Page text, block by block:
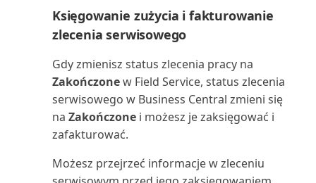
zapisów kosztów
Przesyłanie raportów VAT do
urzędów skarbowych
Przeszacowanie sald kont księgi
głównej
Zawartość w trakcie
przygotowywania
Zmiana firmy i innych ustawień
w Teams
Znajdowanie zaksięgowanych
dokumentów bez dokum...
Używanie rozszerzenia
formatów plików podatkowy...
Używanie rozszerzenia
Prognoza sprzedaży i zapa...
WorldPay Payments Standard
Wprowadzanie danych w
Business Central
Numery dokumentów środków
Obciążenie centrum
maszynowego (raport)
Obciążenie gniazda
Księgowanie zużycia i fakturowanie
zlecenia serwisowego
Gdy zmienisz status zlecenia pracy na
Zakończonew Field Service, status zlecenia
serwisowego w Business Central zmieni się
na Zakończonei możesz je zaksięgować i
zafakturować.
Możesz przejrzeć informacje w zleceniu